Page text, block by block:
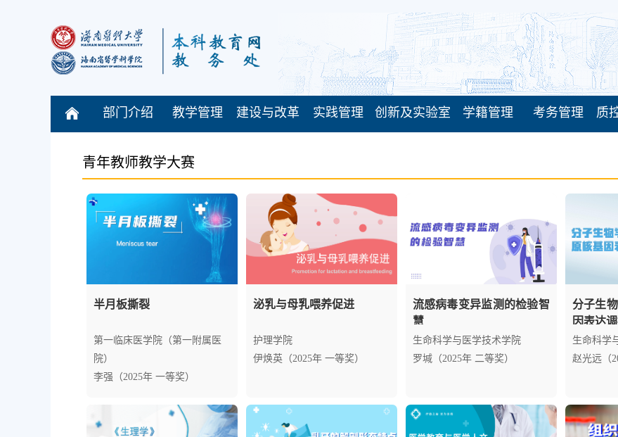
部门介绍 教学管理 建设与改革 实践管理 创新及实验室 学籍管理 考务管理 质
青年教师教学大赛
半月板撕裂
第一临床医学院（第一附属医
院）
李强（2025年 一等奖）
泌乳与母乳喂养促进
护理学院
伊焕英（2025年 一等奖）
流感病毒变异监测的检验智
慧
生命科学与医学技术学院
罗堿（2025年 二等奖）
分子生
因表达
生命科学
赵光远（